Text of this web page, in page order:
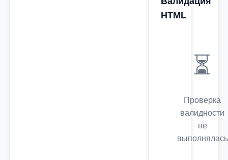
HTML
⏳
Проверка
валидности
не
выполнялась